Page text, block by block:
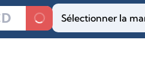
Sélectionner la